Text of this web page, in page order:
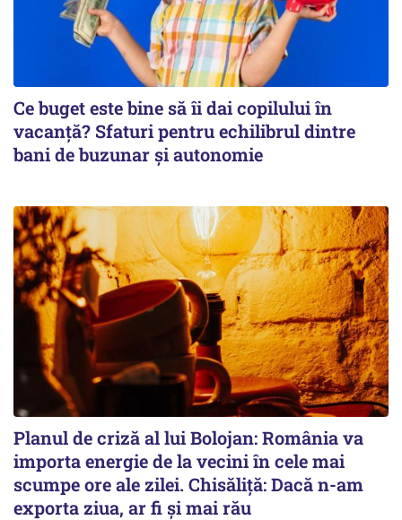
Ce buget este bine să îi dai copilului în
vacanță? Sfaturi pentru echilibrul dintre
bani de buzunar și autonomie
Planul de criză al lui Bolojan: România va
importa energie de la vecini în cele mai
scumpe ore ale zilei. Chisăliță: Dacă n-am
exporta ziua, ar fi și mai rău